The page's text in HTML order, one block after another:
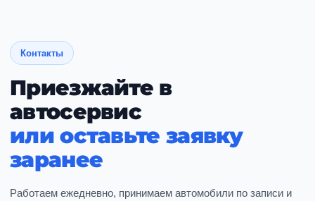
Контакты
Приезжайте в
автосервис
или оставьте заявку
заранее
Работаем ежедневно, принимаем автомобили по записи и